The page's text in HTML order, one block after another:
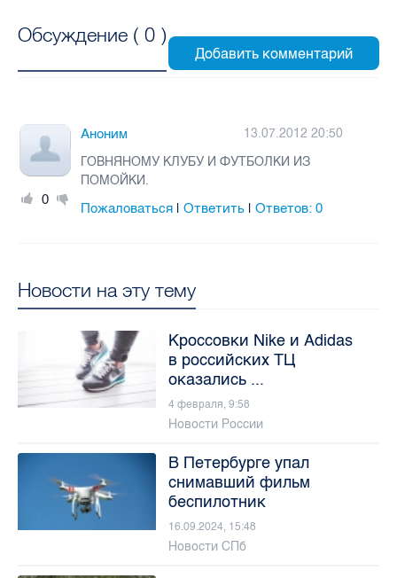
Обсуждение ( 0 )
0
Аноним
13.07.2012 20:50
ГОВНЯНОМУ КЛУБУ И ФУТБОЛКИ ИЗ
ПОМОЙКИ.
Пожаловаться |Ответить |Ответов:0
Новости на эту тему
Кроссовки Nike и Adidas
в российских ТЦ
оказались ...
4 февраля, 9:58
Новости России
В Петербурге упал
снимавший фильм
беспилотник
16.09.2024, 15:48
Новости СПб